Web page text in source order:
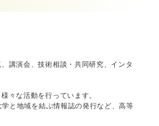
講演会、技術相談・共同研究、インタ
々な活動を行っています。
と地域を結ぶ情報誌の発行など、高等